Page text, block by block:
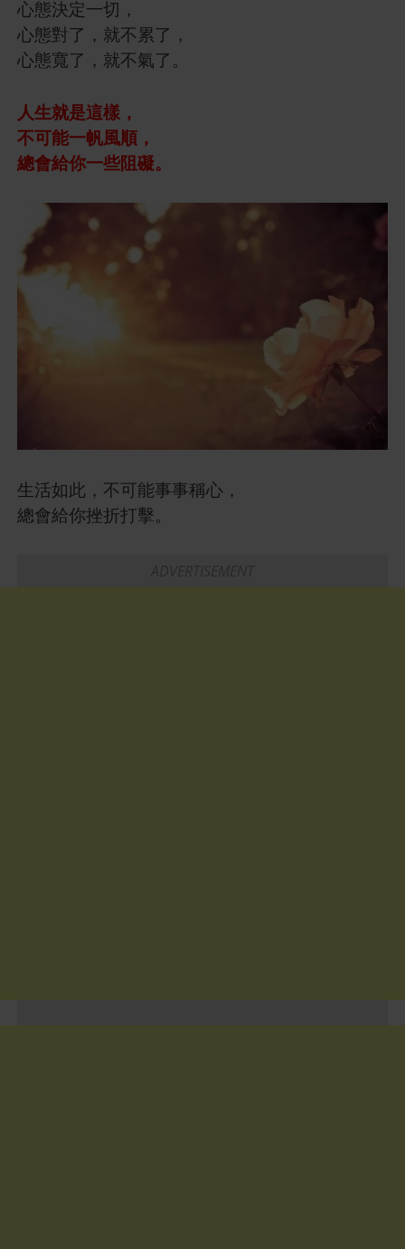
心態決定一切，
心態對了，就不累了，
心態寬了，就不氣了。
人生就是這樣，
不可能一帆風順，
總會給你一些阻礙。
生活如此，不可能事事稱心，
總會給你挫折打擊。